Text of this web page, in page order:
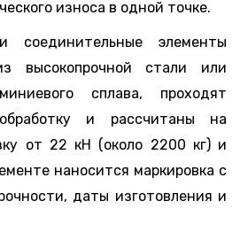
износа в одной точке.
соединительные элементы
высокопрочной стали или
сплава, проходят
и рассчитаны на
от 22 кН (около 2200 кг) и
наносится маркировка с
даты изготовления и